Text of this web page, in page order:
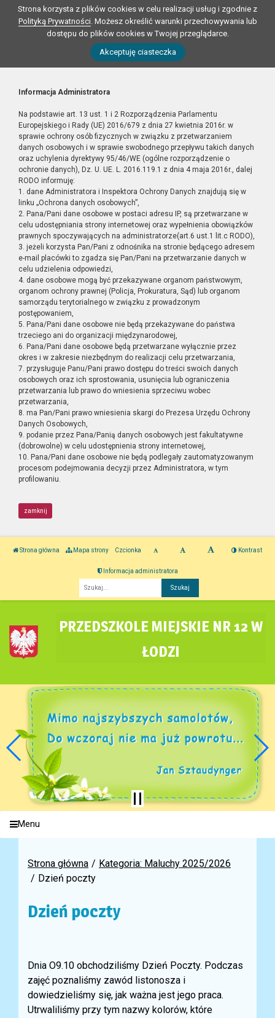
Strona korzysta z plików cookies w celu realizacji usług i zgodnie z
Polityką Prywatności. Możesz określić warunki przechowywania lub
dostępu do plików cookies w Twojej przeglądarce.
Akceptuję ciasteczka
Informacja Administratora
Na podstawie art. 13 ust. 1 i 2 Rozporządzenia Parlamentu
Europejskiego i Rady (UE) 2016/679 z dnia 27 kwietnia 2016r. w
sprawie ochrony osób fizycznych w związku z przetwarzaniem
danych osobowych i w sprawie swobodnego przepływu takich danych
oraz uchylenia dyrektywy 95/46/WE (ogólne rozporządzenie o
ochronie danych), Dz. U. UE. L. 2016.119.1 z dnia 4 maja 2016r., dalej
RODO informuję:
1. dane Administratora i Inspektora Ochrony Danych znajdują się w
linku „Ochrona danych osobowych”,
2. Pana/Pani dane osobowe w postaci adresu IP, są przetwarzane w
celu udostępniania strony internetowej oraz wypełnienia obowiązków
prawnych spoczywających na administratorze(art.6 ust.1 lit.c RODO),
3. jeżeli korzysta Pan/Pani z odnośnika na stronie będącego adresem
e-mail placówki to zgadza się Pan/Pani na przetwarzanie danych w
celu udzielenia odpowiedzi,
4. dane osobowe mogą być przekazywane organom państwowym,
organom ochrony prawnej (Policja, Prokuratura, Sąd) lub organom
samorządu terytorialnego w związku z prowadzonym
postępowaniem,
5. Pana/Pani dane osobowe nie będą przekazywane do państwa
trzeciego ani do organizacji międzynarodowej,
6. Pana/Pani dane osobowe będą przetwarzane wyłącznie przez
okres i w zakresie niezbędnym do realizacji celu przetwarzania,
7. przysługuje Panu/Pani prawo dostępu do treści swoich danych
osobowych oraz ich sprostowania, usunięcia lub ograniczenia
przetwarzania lub prawo do wniesienia sprzeciwu wobec
przetwarzania,
8. ma Pan/Pani prawo wniesienia skargi do Prezesa Urzędu Ochrony
Danych Osobowych,
9. podanie przez Pana/Panią danych osobowych jest fakultatywne
(dobrowolne) w celu udostępnienia strony internetowej,
10. Pana/Pani dane osobowe nie będą podlegały zautomatyzowanym
procesom podejmowania decyzji przez Administratora, w tym
profilowaniu.
zamknij
Strona główna Mapa strony Czcionka Kontrast
Informacja administratora
PRZEDSZKOLE MIEJSKIE NR 12 W
ŁODZI
Menu
Strona główna
Kategoria: Maluchy 2025/2026
Dzień poczty
Dzień poczty
Dnia O9.10 obchodziliśmy Dzień Poczty. Podczas
zajęć poznaliśmy zawód listonosza i
dowiedzieliśmy się, jak ważna jest jego praca.
Utrwaliliśmy przy tym nazwy kolorów, które